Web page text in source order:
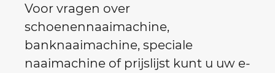
Voor vragen over
schoenennaaimachine,
banknaaimachine, speciale
naaimachine of prijslijst kunt u uw e-